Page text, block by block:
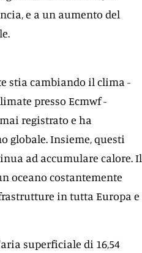
e a un aumento del
stia cambiando il clima -
presso Ecmwf -
registrato e ha
globale. Insieme, questi
ad accumulare calore. Il
oceano costantemente
in tutta Europa e
superficiale di 16,54